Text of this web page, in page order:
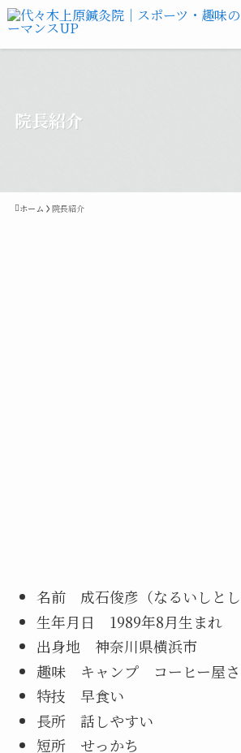
院長紹介
ホーム 院長紹介
名前 成石俊彦（なるいしとし
生年月日 1989年8月生まれ
出身地 神奈川県横浜市
趣味 キャンプ コーヒー屋さ
特技 早食い
長所 話しやすい
短所 せっかち